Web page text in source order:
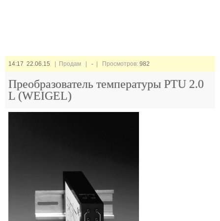
14:17 22.06.15 | Продам | - | Просмотров: 982
Преобразователь температуры PTU 2.0
L (WEIGEL)